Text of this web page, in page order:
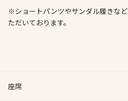
※ショートパンツやサンダル履きな
ただいております。
座席